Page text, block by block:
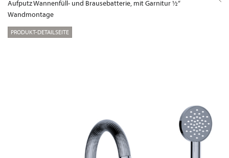
Aufputz Wannenfüll- und Brausebatterie, mit Garnitur ½“
Wandmontage
PRODUKT-DETAILSEITE